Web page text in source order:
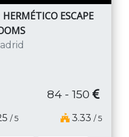
HERMÉTICO ESCAPE
84 - 150
/ 5 3.33 / 5